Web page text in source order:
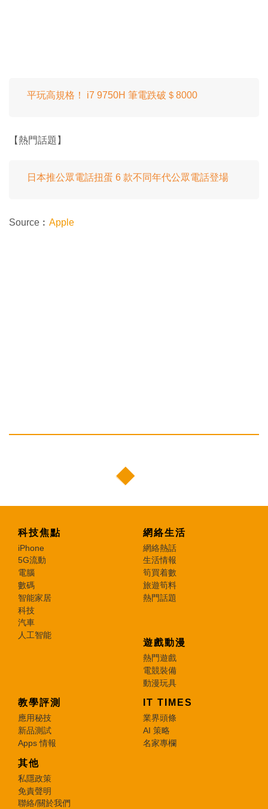
平玩高規格！ i7 9750H 筆電跌破＄8000
【熱門話題】
日本推公眾電話扭蛋 6 款不同年代公眾電話登場
Source︰ Apple
科技焦點
iPhone
5G流動
電腦
數碼
智能家居
科技
汽車
人工智能
網絡生活
網絡熱話
生活情報
筍買着數
旅遊筍料
熱門話題
遊戲動漫
熱門遊戲
電競裝備
動漫玩具
教學評測
應用秘技
新品測試
Apps 情報
IT TIMES
業界頭條
AI 策略
名家專欄
其他
私隱政策
免責聲明
聯絡/關於我們